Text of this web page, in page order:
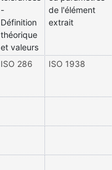
-
Définition
théorique
et valeurs
de l'élément
extrait
ISO 286 ISO 1938